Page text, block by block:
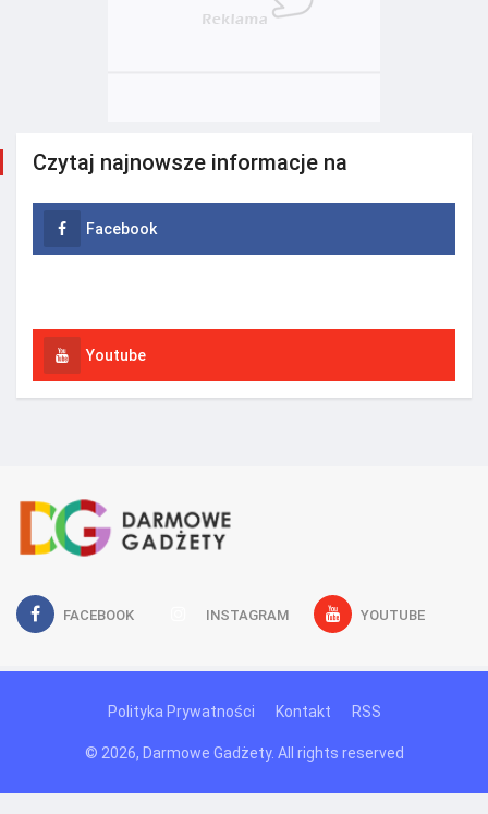
Czytaj najnowsze informacje na
Facebook
Youtube
FACEBOOK INSTAGRAM YOUTUBE
Polityka Prywatności Kontakt RSS
© 2026, Darmowe Gadżety. All rights reserved